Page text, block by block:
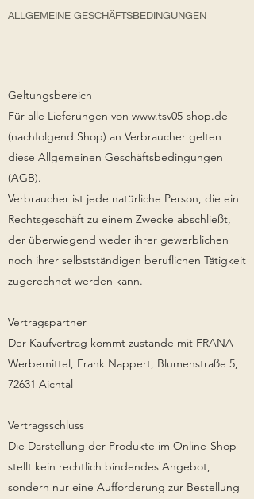
ALLGEMEINE GESCHÄFTSBEDINGUNGEN
Geltungsbereich
Für alle Lieferungen von www.tsv05-shop.de
(nachfolgend Shop) an Verbraucher gelten
diese Allgemeinen Geschäftsbedingungen
(AGB).
Verbraucher ist jede natürliche Person, die ein
Rechtsgeschäft zu einem Zwecke abschließt,
der überwiegend weder ihrer gewerblichen
noch ihrer selbstständigen beruflichen Tätigkeit
zugerechnet werden kann.
Vertragspartner
Der Kaufvertrag kommt zustande mit FRANA
Werbemittel, Frank Nappert, Blumenstraße 5,
72631 Aichtal
Vertragsschluss
Die Darstellung der Produkte im Online-Shop
stellt kein rechtlich bindendes Angebot,
sondern nur eine Aufforderung zur Bestellung